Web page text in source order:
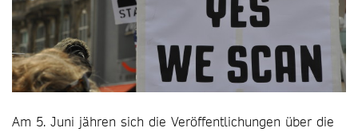
Am 5. Juni jähren sich die Veröffentlichungen über die